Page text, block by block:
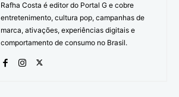
Rafha Costa é editor do Portal G e cobre
entretenimento, cultura pop, campanhas de
marca, ativações, experiências digitais e
comportamento de consumo no Brasil.